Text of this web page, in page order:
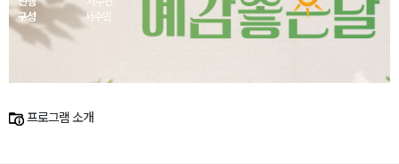
구성
서수민
프로그램 소개